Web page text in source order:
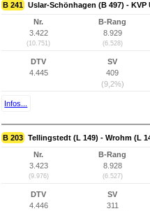
B 241 Uslar-Schönhagen (B 497) - KVP
Nr.
3.422
(10.751)
B-Rang
8.929
(6.528)
DTV
4.445
SV
409
(9,2%)
Infos...
B 203 Tellingstedt (L 149) - Wrohm (L
Nr.
3.423
(9.976)
B-Rang
8.928
(6.527)
DTV
4.446
SV
311